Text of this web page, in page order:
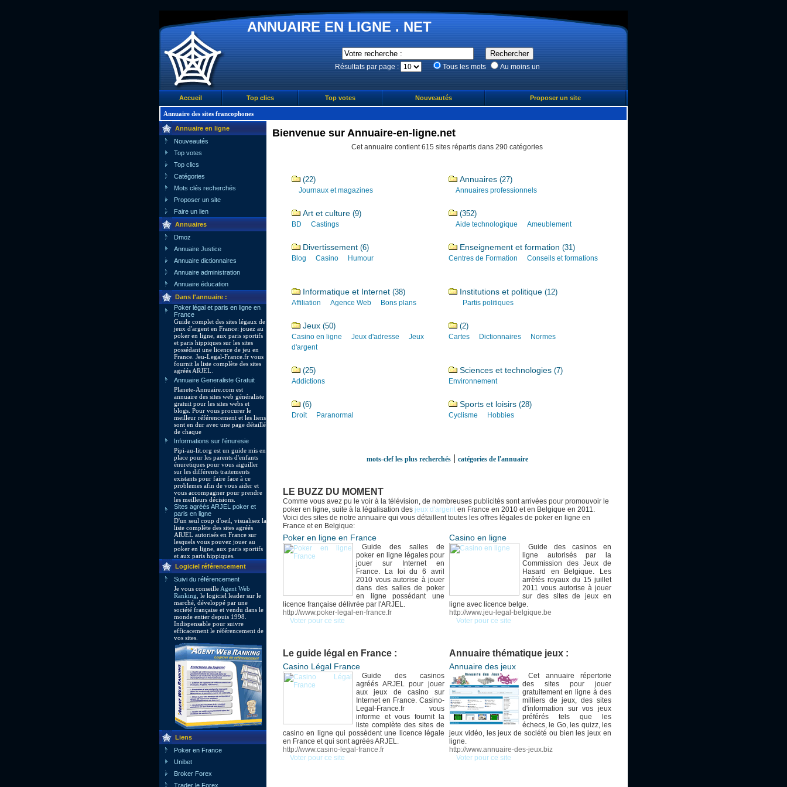
ANNUAIRE EN LIGNE . NET
Résultats par page : Tous les mots Au moins un
Accueil Top clics Top votes Nouveautés Proposer un site
Annuaire des sites francophones
Annuaire en ligne
Nouveautés
Top votes
Top clics
Catégories
Mots clés recherchés
Proposer un site
Faire un lien
Annuaires
Dmoz
Annuaire Justice
Annuaire dictionnaires
Annuaire administration
Annuaire éducation
Dans l'annuaire :
Poker légal et paris en ligne en
France
Guide complet des sites légaux de
jeux d'argent en France: jouez au
poker en ligne, aux paris sportifs
et paris hippiques sur les sites
possédant une licence de jeu en
France. Jeu-Legal-France.fr vous
fournit la liste complète des sites
agréés ARJEL.
Annuaire Generaliste Gratuit
Planete-Annuaire.com est
annuaire des sites web généraliste
gratuit pour les sites webs et
blogs. Pour vous procurer le
meilleur référencement et les liens
sont en dur avec une page détaillé
de chaque
Informations sur l'énuresie
Pipi-au-lit.org est un guide mis en
place pour les parents d'enfants
énuretiques pour vous aiguiller
sur les différents traitements
existants pour faire face à ce
problemes afin de vous aider et
vous accompagner pour prendre
les meilleurs décisions.
Sites agréés ARJEL poker et
paris en ligne
D'un seul coup d'oeil, visualisez la
liste complète des sites agréés
ARJEL autorisés en France sur
lesquels vous pouvez jouer au
poker en ligne, aux paris sportifs
et aux paris hippiques.
Logiciel référencement
Suivi du référencement
Je vous conseille Agent Web
Ranking , le logiciel leader sur le
marché, développé par une
société française et vendu dans le
monde entier depuis 1998.
Indispensable pour suivre
efficacement le référencement de
vos sites.
Liens
Poker en France
Unibet
Broker Forex
Trader le Forex
Bienvenue sur Annuaire-en-ligne.net
Cet annuaire contient 615 sites répartis dans 290 catégories
(22)
Journaux et magazines
Annuaires (27)
Annuaires professionnels
Art et culture (9)
BD Castings
(352)
Aide technologique Ameublement
Divertissement (6)
Blog Casino Humour
Enseignement et formation (31)
Centres de Formation Conseils et formations
Informatique et Internet (38)
Affiliation Agence Web Bons plans
Institutions et politique (12)
Partis politiques
Jeux (50)
Casino en ligne Jeux d'adresse
Jeux
d'argent
(2)
Cartes Dictionnaires Normes
(25)
Addictions
Sciences et technologies (7)
Environnement
(6)
Droit Paranormal
Sports et loisirs (28)
Cyclisme Hobbies
mots-clef les plus recherchés| catégories de l'annuaire
LE BUZZ DU MOMENT
Comme vous avez pu le voir à la télévision, de nombreuses publicités sont arrivées pour promouvoir le
poker en ligne, suite à la légalisation des jeux d'argent en France en 2010 et en Belgique en 2011.
Voici des sites de notre annuaire qui vous détaillent toutes les offres légales de poker en ligne en
France et en Belgique:
Poker en ligne en France
Guide des salles de
poker en ligne légales pour
jouer sur Internet en
France. La loi du 6 avril
2010 vous autorise à jouer
dans des salles de poker
en ligne possédant une
licence française délivrée par l'ARJEL.
http://www.poker-legal-en-france.fr
Voter pour ce site
Casino en ligne
Guide des casinos en
ligne autorisés par la
Commission des Jeux de
Hasard en Belgique. Les
arrêtés royaux du 15 juillet
2011 vous autorise à jouer
sur des sites de jeux en
ligne avec licence belge.
http://www.jeu-legal-belgique.be
Voter pour ce site
Le guide légal en France : Annuaire thématique jeux :
Casino Légal France
Guide des casinos
agréés ARJEL pour jouer
aux jeux de casino sur
Internet en France. Casino-
Legal-France.fr vous
informe et vous fournit la
liste complète des sites de
casino en ligne qui possèdent une licence légale
en France et qui sont agréés ARJEL.
http://www.casino-legal-france.fr
Voter pour ce site
Annuaire des jeux
Cet annuaire répertorie
des sites pour jouer
gratuitement en ligne à des
milliers de jeux, des sites
d'information sur vos jeux
préférés tels que les
échecs, le Go, les quizz, les
jeux vidéo, les jeux de société ou bien les jeux en
ligne.
http://www.annuaire-des-jeux.biz
Voter pour ce site